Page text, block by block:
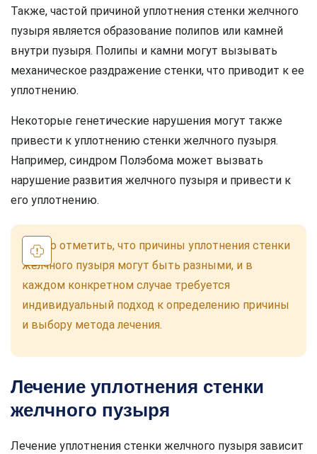
Также, частой причиной уплотнения стенки желчного
пузыря является образование полипов или камней
внутри пузыря. Полипы и камни могут вызывать
механическое раздражение стенки, что приводит к ее
уплотнению.
Некоторые генетические нарушения могут также
привести к уплотнению стенки желчного пузыря.
Например, синдром Полэбома может вызвать
нарушение развития желчного пузыря и привести к
его уплотнению.
Важно отметить, что причины уплотнения стенки
желчного пузыря могут быть разными, и в
каждом конкретном случае требуется
индивидуальный подход к определению причины
и выбору метода лечения.
Лечение уплотнения стенки
желчного пузыря
Лечение уплотнения стенки желчного пузыря зависит